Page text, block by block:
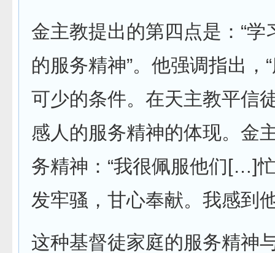
金主教提出的第四点是：“
的服务精神”。他强调指出，
可少的条件。在天主教平信
感人的服务精神的体现。金
务精神：“我很佩服他们[…]
发牢骚，甘心奉献。我感到
这种基督徒家庭的服务精神